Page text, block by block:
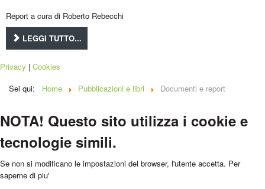
Report a cura di Roberto Rebecchi
LEGGI TUTTO...
Privacy | Cookies
Sei qui:
Home Pubblicazioni e libri Documenti e report
NOTA! Questo sito utilizza i cookie e
tecnologie simili.
Se non si modificano le impostazioni del browser, l'utente accetta. Per
saperne di piu'